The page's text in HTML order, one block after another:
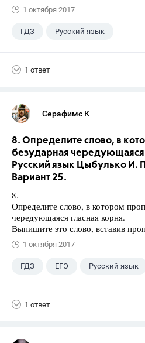
1 октября 2017
ГДЗ Русский язык
1 ответ
Серафимс К
8. Определите слово, в
безударная чередующаяся
Русский язык Цыбулько И.
Вариант 25.
8.
Определите слово, в котором
чередующаяся гласная корня.
Выпишите это слово, вставив
1 октября 2017
ГДЗ ЕГЭ Русский язык
1 ответ